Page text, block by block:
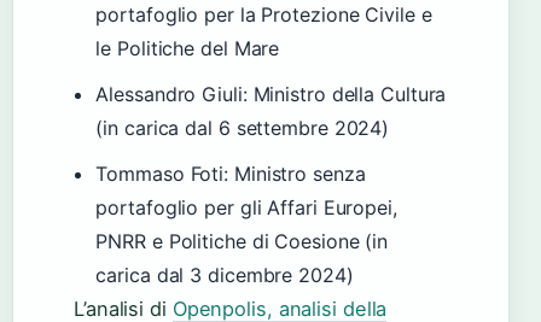
portafoglio per la Protezione Civile e
le Politiche del Mare
Alessandro Giuli: Ministro della Cultura
(in carica dal 6 settembre 2024)
Tommaso Foti: Ministro senza
portafoglio per gli Affari Europei,
PNRR e Politiche di Coesione (in
carica dal 3 dicembre 2024)
L’analisi di Openpolis, analisi della